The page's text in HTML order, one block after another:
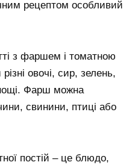
рецептом особливий
з фаршем і томатною
овочі, сир, зелень,
Фарш можна
свинини, птиці або
постій – це блюдо,